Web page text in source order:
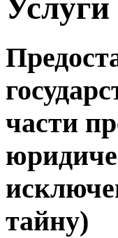
Услуги
части
тайну)